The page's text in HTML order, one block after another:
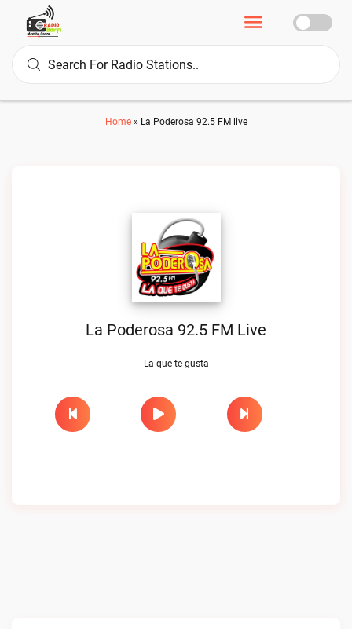
Home» La Poderosa 92.5 FM live
La Poderosa 92.5 FM Live
La que te gusta